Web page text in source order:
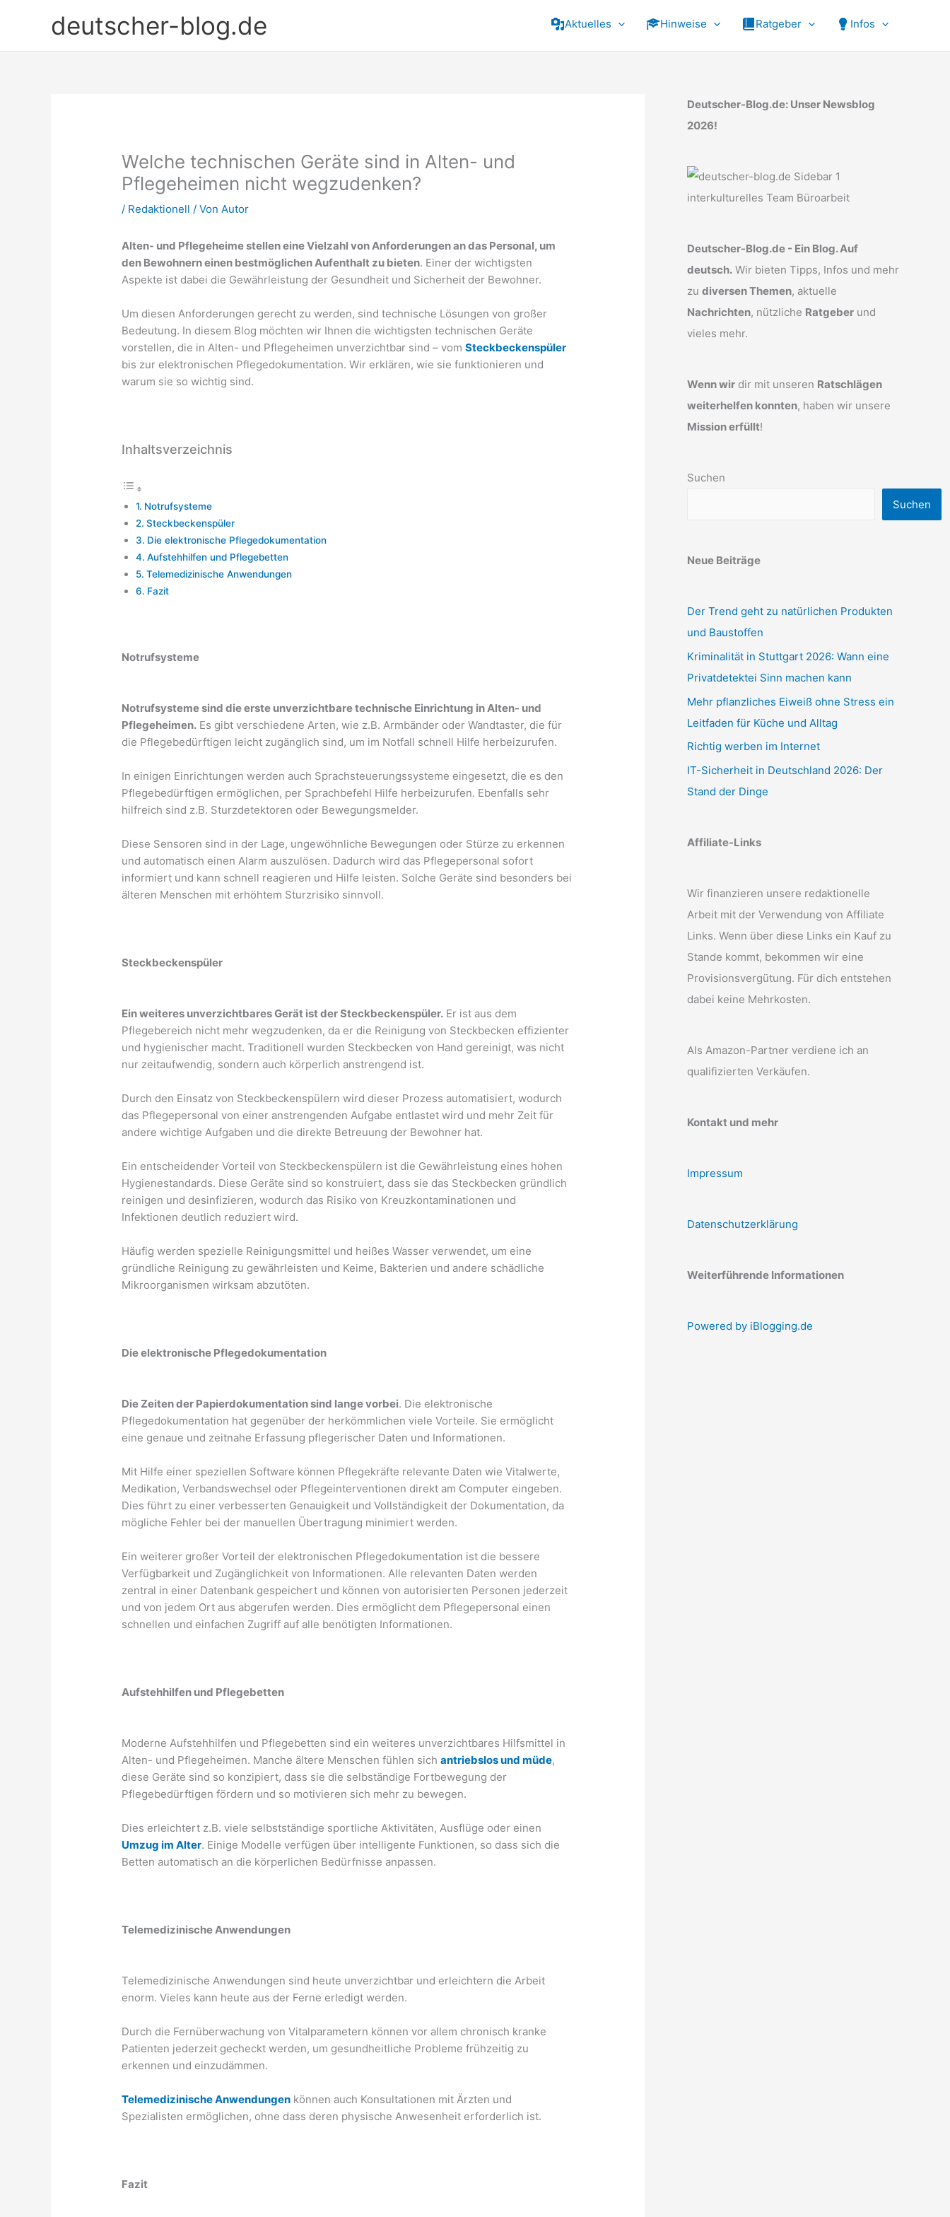
deutscher-blog.de Aktuelles Hinweise Ratgeber Infos
Welche technischen Geräte sind in Alten- und
Pflegeheimen nicht wegzudenken?
/ Redaktionell / VonAutor
Alten- und Pflegeheime stellen eine Vielzahl von Anforderungen an das Personal, um
den Bewohnern einen bestmöglichen Aufenthalt zu bieten. Einer der wichtigsten
Aspekte ist dabei die Gewährleistung der Gesundheit und Sicherheit der Bewohner.
Um diesen Anforderungen gerecht zu werden, sind technische Lösungen von großer
Bedeutung. In diesem Blog möchten wir Ihnen die wichtigsten technischen Geräte
vorstellen, die in Alten- und Pflegeheimen unverzichtbar sind – vomSteckbeckenspüler
bis zur elektronischen Pflegedokumentation. Wir erklären, wie sie funktionieren und
warum sie so wichtig sind.
Inhaltsverzeichnis
Notrufsysteme
Steckbeckenspüler
Die elektronische Pflegedokumentation
Aufstehhilfen und Pflegebetten
Telemedizinische Anwendungen
Fazit
Notrufsysteme
Notrufsysteme sind die erste unverzichtbare technische Einrichtung in Alten- und
Pflegeheimen. Es gibt verschiedene Arten, wie z.B. Armbänder oder Wandtaster, die für
die Pflegebedürftigen leicht zugänglich sind, um im Notfall schnell Hilfe herbeizurufen.
In einigen Einrichtungen werden auch Sprachsteuerungssysteme eingesetzt, die es den
Pflegebedürftigen ermöglichen, per Sprachbefehl Hilfe herbeizurufen. Ebenfalls sehr
hilfreich sind z.B. Sturzdetektoren oder Bewegungsmelder.
Diese Sensoren sind in der Lage, ungewöhnliche Bewegungen oder Stürze zu erkennen
und automatisch einen Alarm auszulösen. Dadurch wird das Pflegepersonal sofort
informiert und kann schnell reagieren und Hilfe leisten. Solche Geräte sind besonders bei
älteren Menschen mit erhöhtem Sturzrisiko sinnvoll.
Steckbeckenspüler
Ein weiteres unverzichtbares Gerät ist der Steckbeckenspüler. Er ist aus dem
Pflegebereich nicht mehr wegzudenken, da er die Reinigung von Steckbecken effizienter
und hygienischer macht. Traditionell wurden Steckbecken von Hand gereinigt, was nicht
nur zeitaufwendig, sondern auch körperlich anstrengend ist.
Durch den Einsatz von Steckbeckenspülern wird dieser Prozess automatisiert, wodurch
das Pflegepersonal von einer anstrengenden Aufgabe entlastet wird und mehr Zeit für
andere wichtige Aufgaben und die direkte Betreuung der Bewohner hat.
Ein entscheidender Vorteil von Steckbeckenspülern ist die Gewährleistung eines hohen
Hygienestandards. Diese Geräte sind so konstruiert, dass sie das Steckbecken gründlich
reinigen und desinfizieren, wodurch das Risiko von Kreuzkontaminationen und
Infektionen deutlich reduziert wird.
Häufig werden spezielle Reinigungsmittel und heißes Wasser verwendet, um eine
gründliche Reinigung zu gewährleisten und Keime, Bakterien und andere schädliche
Mikroorganismen wirksam abzutöten.
Die elektronische Pflegedokumentation
Die Zeiten der Papierdokumentation sind lange vorbei. Die elektronische
Pflegedokumentation hat gegenüber der herkömmlichen viele Vorteile. Sie ermöglicht
eine genaue und zeitnahe Erfassung pflegerischer Daten und Informationen.
Mit Hilfe einer speziellen Software können Pflegekräfte relevante Daten wie Vitalwerte,
Medikation, Verbandswechsel oder Pflegeinterventionen direkt am Computer eingeben.
Dies führt zu einer verbesserten Genauigkeit und Vollständigkeit der Dokumentation, da
mögliche Fehler bei der manuellen Übertragung minimiert werden.
Ein weiterer großer Vorteil der elektronischen Pflegedokumentation ist die bessere
Verfügbarkeit und Zugänglichkeit von Informationen. Alle relevanten Daten werden
zentral in einer Datenbank gespeichert und können von autorisierten Personen jederzeit
und von jedem Ort aus abgerufen werden. Dies ermöglicht dem Pflegepersonal einen
schnellen und einfachen Zugriff auf alle benötigten Informationen.
Aufstehhilfen und Pflegebetten
Moderne Aufstehhilfen und Pflegebetten sind ein weiteres unverzichtbares Hilfsmittel in
Alten- und Pflegeheimen. Manche ältere Menschen fühlen sichantriebslos und müde,
diese Geräte sind so konzipiert, dass sie die selbständige Fortbewegung der
Pflegebedürftigen fördern und so motivieren sich mehr zu bewegen.
Dies erleichtert z.B. viele selbstständige sportliche Aktivitäten, Ausflüge oder einen
Umzug im Alter. Einige Modelle verfügen über intelligente Funktionen, so dass sich die
Betten automatisch an die körperlichen Bedürfnisse anpassen.
Telemedizinische Anwendungen
Telemedizinische Anwendungen sind heute unverzichtbar und erleichtern die Arbeit
enorm. Vieles kann heute aus der Ferne erledigt werden.
Durch die Fernüberwachung von Vitalparametern können vor allem chronisch kranke
Patienten jederzeit gecheckt werden, um gesundheitliche Probleme frühzeitig zu
erkennen und einzudämmen.
Telemedizinische Anwendungen können auch Konsultationen mit Ärzten und
Spezialisten ermöglichen, ohne dass deren physische Anwesenheit erforderlich ist.
Fazit
Deutscher-Blog.de: Unser Newsblog
2026!
Deutscher-Blog.de - Ein Blog. Auf
deutsch. Wir bieten Tipps, Infos und mehr
zu diversen Themen, aktuelle
Nachrichten, nützliche Ratgeber und
vieles mehr.
Wenn wir dir mit unseren Ratschlägen
weiterhelfen konnten, haben wir unsere
Mission erfüllt!
Suchen
Suchen
Neue Beiträge
Der Trend geht zu natürlichen Produkten
und Baustoffen
Kriminalität in Stuttgart 2026: Wann eine
Privatdetektei Sinn machen kann
Mehr pflanzliches Eiweiß ohne Stress ein
Leitfaden für Küche und Alltag
Richtig werben im Internet
IT-Sicherheit in Deutschland 2026: Der
Stand der Dinge
Affiliate-Links
Wir finanzieren unsere redaktionelle
Arbeit mit der Verwendung von Affiliate
Links. Wenn über diese Links ein Kauf zu
Stande kommt, bekommen wir eine
Provisionsvergütung. Für dich entstehen
dabei keine Mehrkosten.
Als Amazon-Partner verdiene ich an
qualifizierten Verkäufen.
Kontakt und mehr
Impressum
Datenschutzerklärung
Weiterführende Informationen
Powered by iBlogging.de